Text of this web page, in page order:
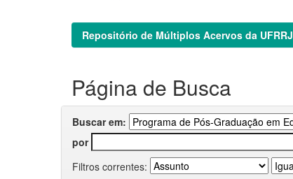
Repositório de Múltiplos Acervos da UFRRJ
Página de Busca
Buscar em:
por
Filtros correntes: